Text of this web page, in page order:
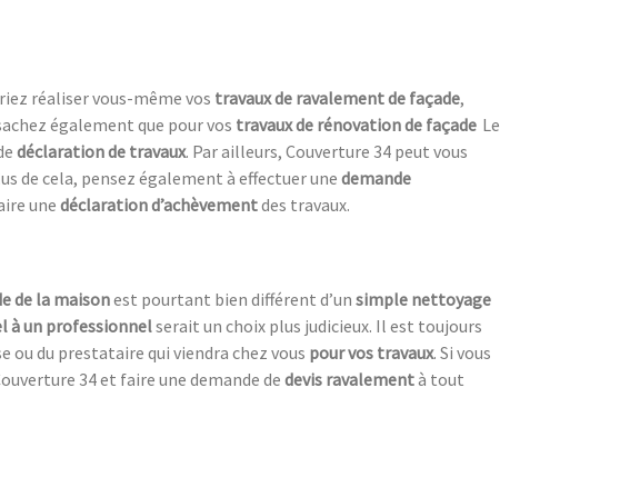
réaliser vous-même vos travaux de ravalement de façade,
également que pour vos travaux de rénovation de façade Le
déclaration de travaux. Par ailleurs, Couverture 34 peut vous
de cela, pensez également à effectuer une demande
une déclaration d’achèvementdes travaux.
de la maisonest pourtant bien différent d’un simple nettoyage
à un professionnelserait un choix plus judicieux. Il est toujours
ou du prestataire qui viendra chez vous pour vos travaux. Si vous
34 et faire une demande de devis ravalementà tout